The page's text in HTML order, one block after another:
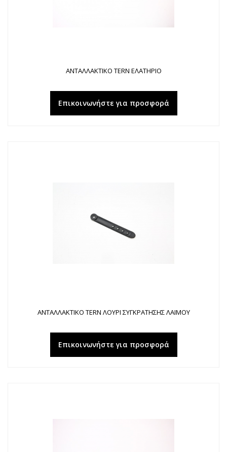
ΑΝΤΑΛΛΑΚΤΙΚΟ TERN ΕΛΑΤΗΡΙΟ
Επικοινωνήστε για προσφορά
ΑΝΤΑΛΛΑΚΤΙΚΟ TERN ΛΟΥΡΙ ΣΥΓΚΡΑΤΗΣΗΣ ΛΑΙΜΟΥ
Επικοινωνήστε για προσφορά